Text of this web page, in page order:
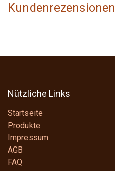
Kundenrezensionen
Nützliche Links
Startseite
Produkte
Impressum
AGB
FAQ